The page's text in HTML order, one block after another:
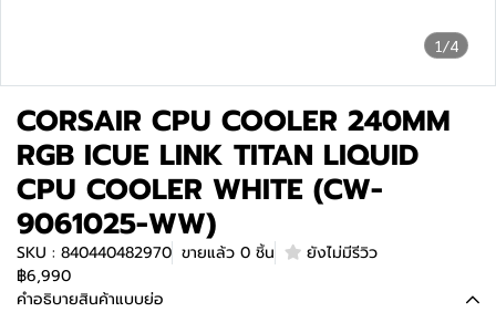
1/4
CORSAIR CPU COOLER 240MM
RGB ICUE LINK TITAN LIQUID
CPU COOLER WHITE (CW-
9061025-WW)
SKU : 840440482970 ขายแล้ว 0 ชิ้น
ยังไม่มีรีวิว
฿6,990
คำอธิบายสินค้าแบบย่อ